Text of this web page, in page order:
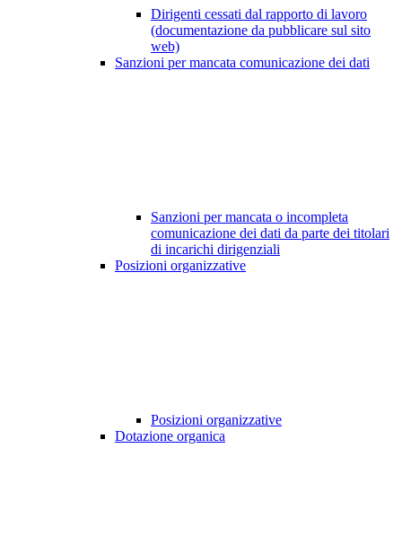
Dirigenti cessati dal rapporto di lavoro
(documentazione da pubblicare sul sito
web)
Sanzioni per mancata comunicazione dei dati
Sanzioni per mancata o incompleta
comunicazione dei dati da parte dei titolari
di incarichi dirigenziali
Posizioni organizzative
Posizioni organizzative
Dotazione organica